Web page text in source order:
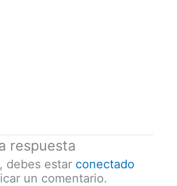
respuesta
debes estar conectado
un comentario.